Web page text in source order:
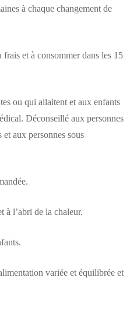
à chaque changement de
et à consommer dans les 15
ou qui allaitent et aux enfants
Déconseillé aux personnes
aux personnes sous
à l’abri de la chaleur.
variée et équilibrée et